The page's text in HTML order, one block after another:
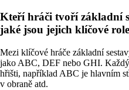
Kteří hráči tvoří základní
jaké jsou jejich klíčové
Mezi klíčové hráče základní
jako ABC, DEF nebo GHI.
hřišti, například ABC je hlavním
v obraně atd.